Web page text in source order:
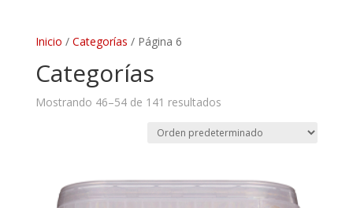
Inicio / Categorías / Página 6
Categorías
Mostrando 46–54 de 141 resultados